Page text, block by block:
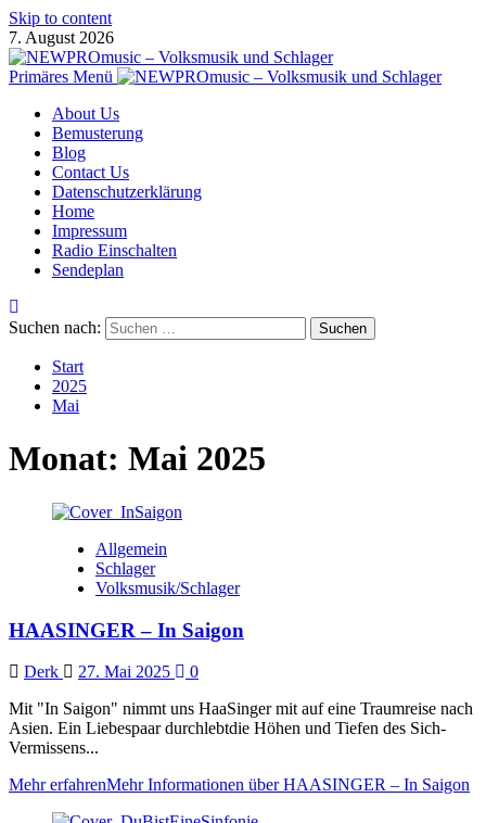
Skip to content
7. August 2026
Primäres Menü
About Us
Bemusterung
Blog
Contact Us
Datenschutzerklärung
Home
Impressum
Radio Einschalten
Sendeplan
Suchen nach:
Start
2025
Mai
Monat: Mai 2025
Allgemein
Schlager
Volksmusik/Schlager
HAASINGER – In Saigon
Derk 27. Mai 2025
0
Mit "In Saigon" nimmt uns HaaSinger mit auf eine Traumreise nach
Asien. Ein Liebespaar durchlebtdie Höhen und Tiefen des Sich-
Vermissens...
Mehr erfahrenMehr Informationen über HAASINGER – In Saigon